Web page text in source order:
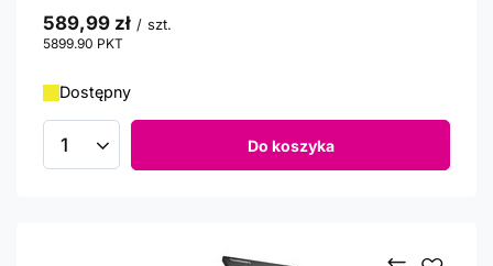
589,99 zł / szt.
5899.90 PKT
Dostępny
Ilość produktów Do koszyka